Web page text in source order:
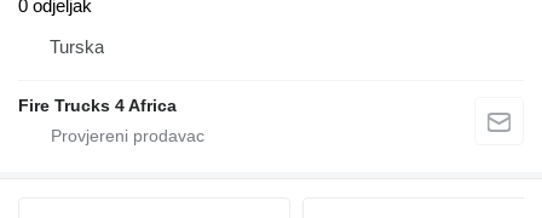
0 odjeljak
Turska
Fire Trucks 4 Africa